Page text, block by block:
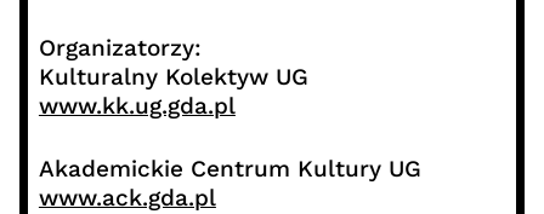
Organizatorzy:
Kulturalny Kolektyw UG
www.kk.ug.gda.pl
Akademickie Centrum Kultury UG
www.ack.gda.pl